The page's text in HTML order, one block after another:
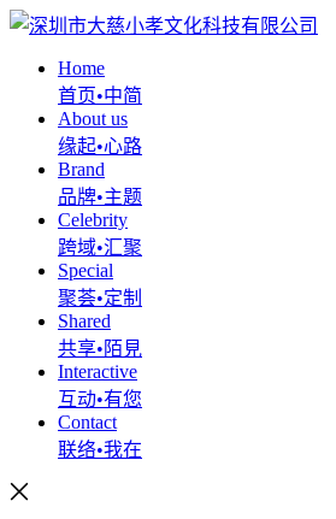
Home
首页•中简
About us
缘起•心路
Brand
品牌•主题
Celebrity
跨域•汇聚
Special
聚荟•定制
Shared
共享•陌見
Interactive
互动•有您
Contact
联络•我在